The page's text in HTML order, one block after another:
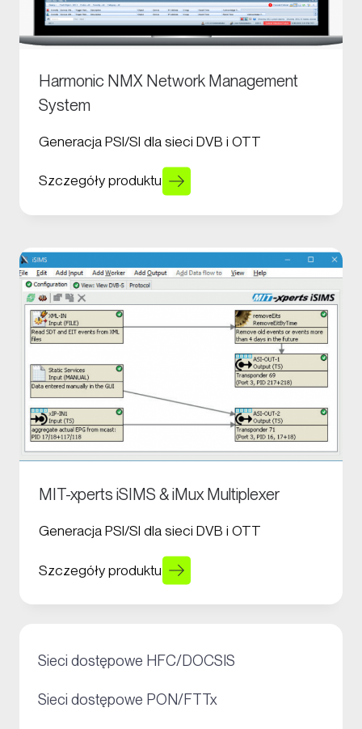
Harmonic NMX Network Management
System
Generacja PSI/SI dla sieci DVB i OTT
Szczegóły produktu
MIT-xperts iSIMS & iMux Multiplexer
Generacja PSI/SI dla sieci DVB i OTT
Szczegóły produktu
Sieci dostępowe HFC/DOCSIS
Sieci dostępowe PON/FTTx